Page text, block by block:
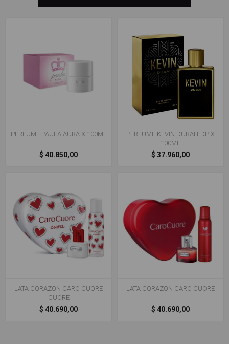
PERFUME PAULA AURA X 100ML
$ 40.850,00
PERFUME KEVIN DUBAI EDP X
100ML
$ 37.960,00
LATA CORAZON CARO CUORE
CUORE
$ 40.690,00
LATA CORAZON CARO CUORE
$ 40.690,00